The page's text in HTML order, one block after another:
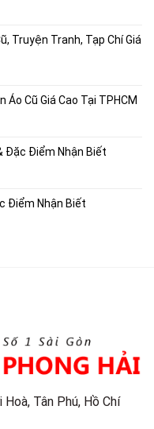
Truyện Tranh, Tạp Chí Giá
Áo Cũ Giá Cao Tại TPHCM
Đặc Điểm Nhận Biết
Điểm Nhận Biết
Tân Phú, Hồ Chí